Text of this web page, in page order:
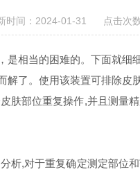
时间：2024-01-31 点击次
相当的困难的。下面就细
了。使用该装置可排除皮
部位重复操作,并且测量
,对于重复确定测定部位